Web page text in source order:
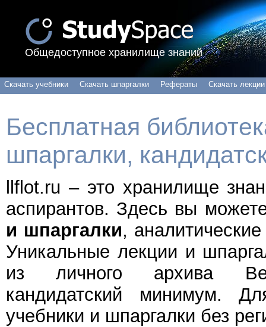
Общедоступное хранилище знаний
Скачать учебники Скачать шпаргалки Рефераты Скачать лекции
Бесплатная
шпаргалки,
llflot.ru – это хранилище
аспирантов. Здесь вы
и шпаргалки,
Уникальные лекции и
из личного архива
кандидатский минимум.
учебники и шпаргалки без